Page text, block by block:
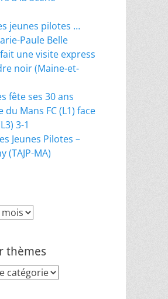
jeunes pilotes …
Paule Belle
une visite express
noir (Maine-et-
fête ses 30 ans
Mans FC (L1) face
3-1
Jeunes Pilotes –
(TAJP-MA)
thèmes